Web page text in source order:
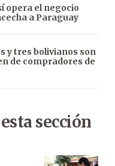
opera el negocio
a Paraguay
y tres bolivianos son
de compradores de
sección